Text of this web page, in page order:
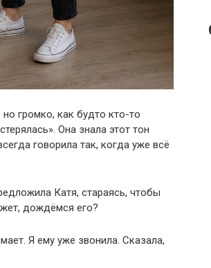
громко, как будто кто-то
Она знала этот тон
говорила так, когда уже всё
Катя, стараясь, чтобы
дождёмся его?
Я ему уже звонила. Сказала,